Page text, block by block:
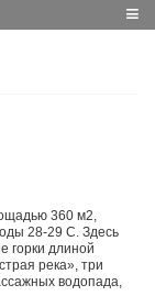
≡
360 м2,
28-29 С. Здесь
горки длиной
река», три
водопада,